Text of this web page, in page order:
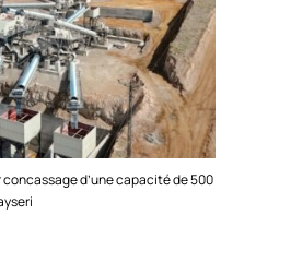
d’une capacité de 500